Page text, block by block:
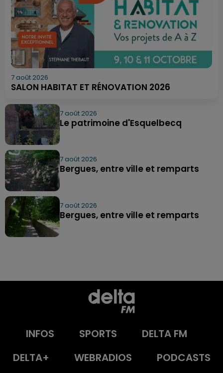
7 août 2026
SALON HABITAT ET RÉNOVATION 2026
7 août 2026
Le patrimoine d'Esquelbecq
7 août 2026
Bergues, entre ville et remparts
7 août 2026
Bergues, entre ville et remparts
INFOS SPORTS
DELTA FM
DELTA+
WEBRADIOS PODCASTS